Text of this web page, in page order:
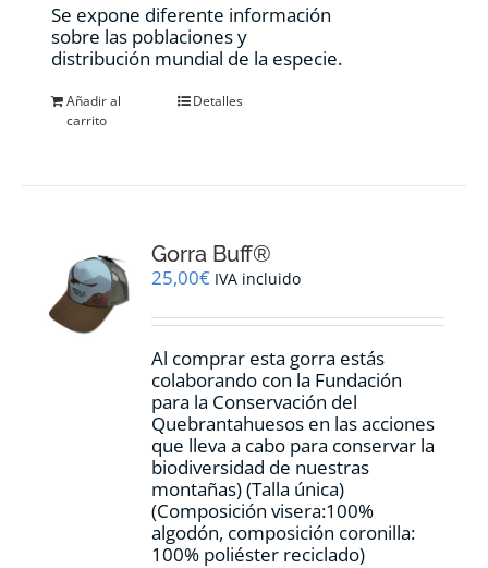
Se expone diferente información
sobre las poblaciones y
distribución mundial de la especie.
Añadir al
carrito
Detalles
Gorra Buff®
25,00€ IVA incluido
Al comprar esta gorra estás
colaborando con la Fundación
para la Conservación del
Quebrantahuesos en las acciones
que lleva a cabo para conservar la
biodiversidad de nuestras
montañas) (Talla única)
(Composición visera:100%
algodón, composición coronilla:
100% poliéster reciclado)